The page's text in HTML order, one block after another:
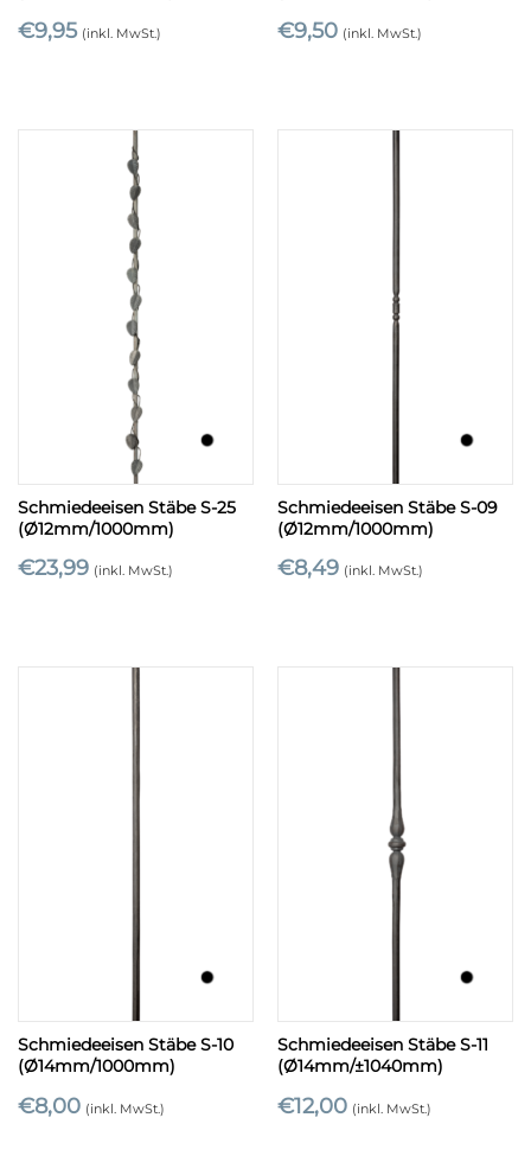
€9,95 (inkl. MwSt.) €9,50 (inkl. MwSt.)
Schmiedeeisen Stäbe S-25
(Ø12mm/1000mm)
€23,99 (inkl. MwSt.)
Schmiedeeisen Stäbe S-09
(Ø12mm/1000mm)
€8,49 (inkl. MwSt.)
Schmiedeeisen Stäbe S-10
(Ø14mm/1000mm)
€8,00 (inkl. MwSt.)
Schmiedeeisen Stäbe S-11
(Ø14mm/±1040mm)
€12,00 (inkl. MwSt.)